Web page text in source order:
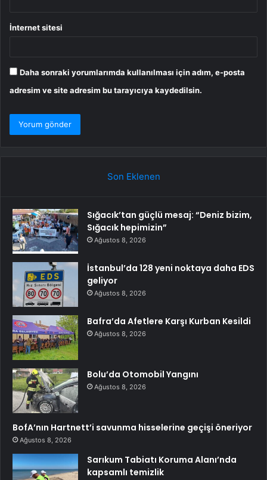
İnternet sitesi
Daha sonraki yorumlarımda kullanılması için adım, e-posta
adresim ve site adresim bu tarayıcıya kaydedilsin.
Son Eklenen
Sığacık’tan güçlü mesaj: “Deniz bizim,
Sığacık hepimizin”
Ağustos 8, 2026
İstanbul’da 128 yeni noktaya daha EDS
geliyor
Ağustos 8, 2026
Bafra’da Afetlere Karşı Kurban Kesildi
Ağustos 8, 2026
Bolu’da Otomobil Yangını
Ağustos 8, 2026
BofA’nın Hartnett’i savunma hisselerine geçişi öneriyor
Ağustos 8, 2026
Sarıkum Tabiatı Koruma Alanı’nda
kapsamlı temizlik